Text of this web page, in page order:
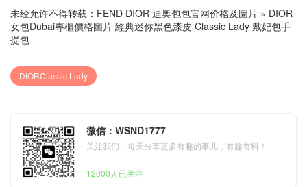
未经允许不得转载： FEND DIOR 迪奥包包官网价格及圖片 » DIOR
女包Dubai專櫃價格圖片 經典迷你黑色漆皮 Classic Lady 戴妃包手
提包
DIORClassic Lady
微信：WSND1777
关注我们，每天分享更多有趣的事儿，有趣有料！
12000人已关注